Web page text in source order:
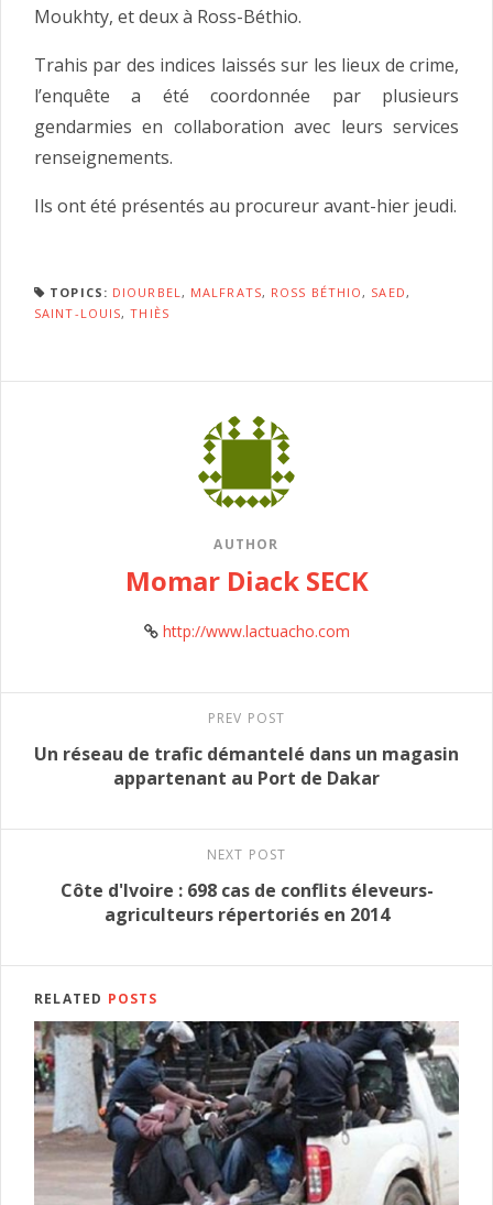
Moukhty, et deux à Ross-Béthio.
Trahis par des indices laissés sur les lieux de crime,
l’enquête a été coordonnée par plusieurs
gendarmies en collaboration avec leurs services
renseignements.
Ils ont été présentés au procureur avant-hier jeudi.
TOPICS: DIOURBEL, MALFRATS, ROSS BÉTHIO, SAED,
SAINT-LOUIS,THIÈS
AUTHOR
Momar Diack SECK
http://www.lactuacho.com
PREV POST
Un réseau de trafic démantelé dans un magasin
appartenant au Port de Dakar
NEXT POST
Côte d'Ivoire : 698 cas de conflits éleveurs-
agriculteurs répertoriés en 2014
RELATED POSTS